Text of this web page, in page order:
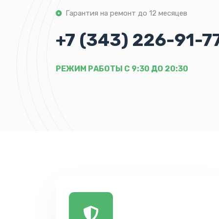
Гарантия на ремонт до 12 месяцев
+7 (343) 226-91-
РЕЖИМ РАБОТЫ С 9:30 ДО 20:30